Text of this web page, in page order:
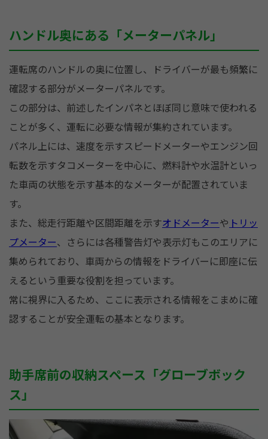
ハンドル奥にある「メーターパネル」
運転席のハンドルの奥に位置し、ドライバーが最も頻繁に
確認する部分がメーターパネルです。
この部分は、前述したインパネとほぼ同じ意味で使われる
ことが多く、運転に必要な情報が集約されています。
パネル上には、速度を示すスピードメーターやエンジン回
転数を示すタコメーターを中心に、燃料計や水温計といっ
た車両の状態を示す基本的なメーターが配置されていま
す。
また、総走行距離や区間距離を示すオドメーターや トリッ
プメーター、さらには各種警告灯や表示灯もこのエリアに
集められており、車両からの情報をドライバーに即座に伝
えるという重要な役割を担っています。
常に視界に入るため、ここに表示される情報をこまめに確
認することが安全運転の基本となります。
助手席前の収納スペース「グローブボック
ス」